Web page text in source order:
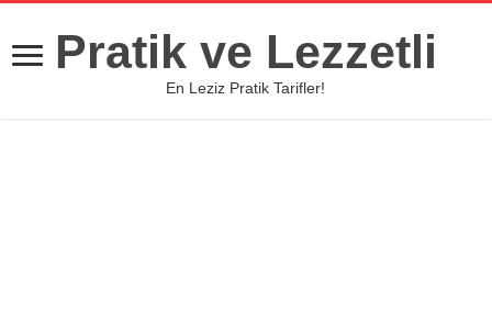
Pratik ve Lezzetli
En Leziz Pratik Tarifler!